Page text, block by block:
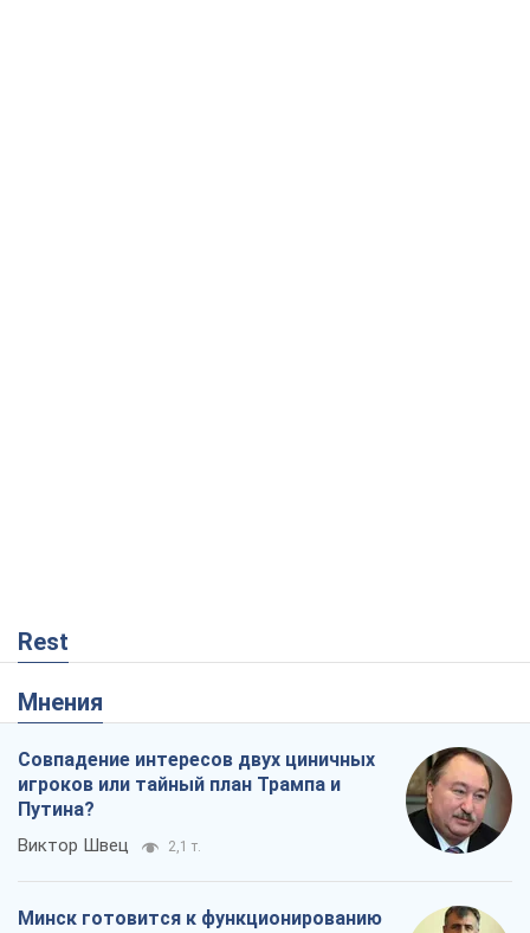
Rest
Мнения
Совпадение интересов двух циничных
игроков или тайный план Трампа и
Путина?
Виктор Швец 2,1 т.
Минск готовится к функционированию